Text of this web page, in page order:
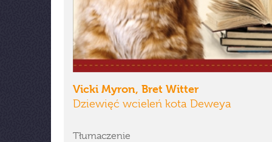
Vicki Myron, Bret Witter
Dziewięć wcieleń kota Deweya
Tłumaczenie